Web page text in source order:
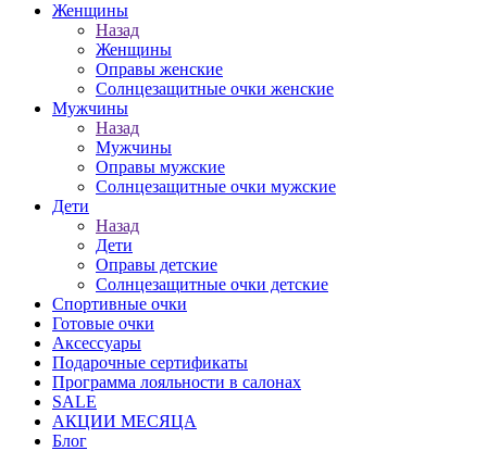
Женщины
Назад
Женщины
Оправы женские
Солнцезащитные очки женские
Мужчины
Назад
Мужчины
Оправы мужские
Солнцезащитные очки мужские
Дети
Назад
Дети
Оправы детские
Солнцезащитные очки детские
Спортивные очки
Готовые очки
Аксессуары
Подарочные сертификаты
Программа лояльности в салонах
SALE
АКЦИИ МЕСЯЦА
Блог